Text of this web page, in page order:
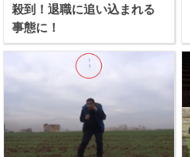
殺到！退職に追い込まれる
事態に！